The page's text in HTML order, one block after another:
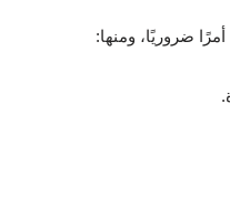
ضروريًا، ومنها: